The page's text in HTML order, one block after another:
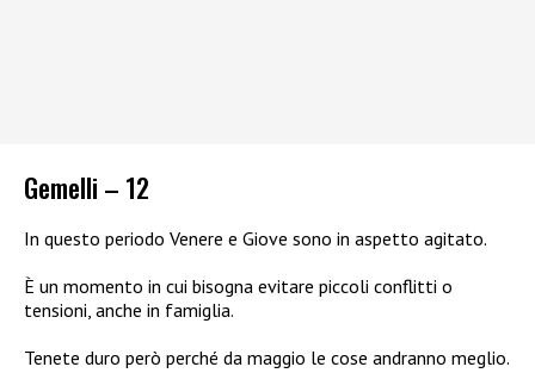
Gemelli – 12
In questo periodo Venere e Giove sono in aspetto agitato.
È un momento in cui bisogna evitare piccoli conflitti o
tensioni, anche in famiglia.
Tenete duro però perché da maggio le cose andranno meglio.